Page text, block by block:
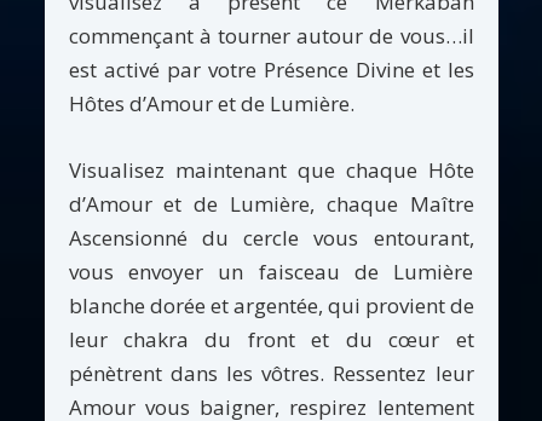
commençant à tourner autour de vous…il
est activé par votre Présence Divine et les
Hôtes d’Amour et de Lumière.
Visualisez maintenant que chaque Hôte
d’Amour et de Lumière, chaque Maître
Ascensionné du cercle vous entourant,
vous envoyer un faisceau de Lumière
blanche dorée et argentée, qui provient de
leur chakra du front et du cœur et
pénètrent dans les vôtres. Ressentez leur
Amour vous baigner, respirez lentement